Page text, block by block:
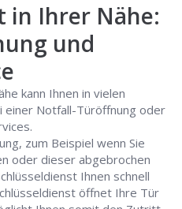
in Ihrer Nähe:
und
kann Ihnen in vielen
einer Notfall-Türöffnung oder
zum Beispiel wenn Sie
oder dieser abgebrochen
Ihnen schnell
öffnet Ihre Tür